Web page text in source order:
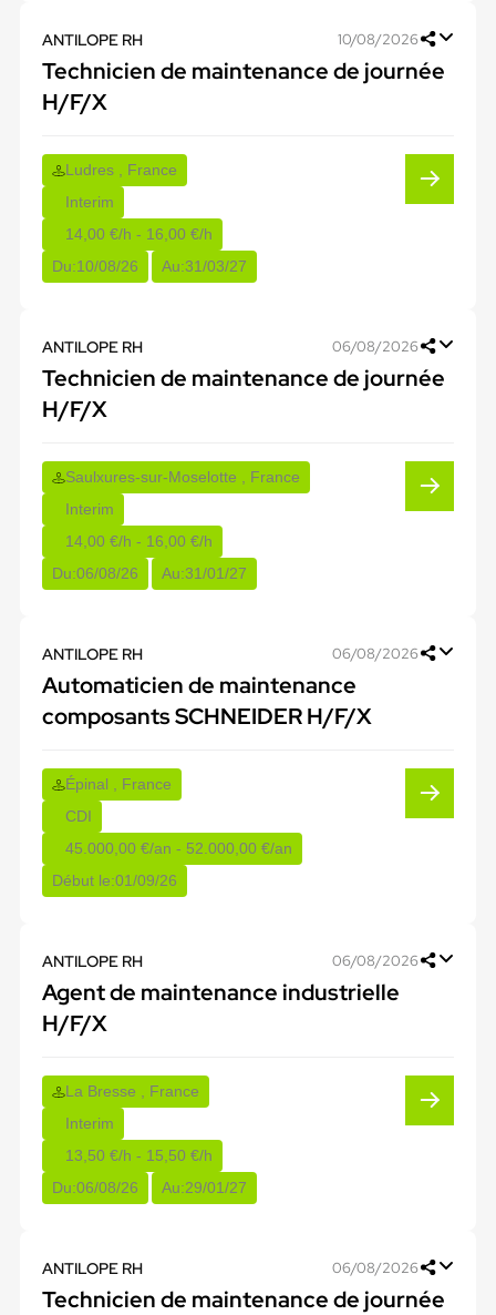
ANTILOPE RH 10/08/2026
Technicien de maintenance de journée
H/F/X
Ludres , France
Interim
14,00 €/h - 16,00 €/h
Du:10/08/26 Au:31/03/27
ANTILOPE RH 06/08/2026
Technicien de maintenance de journée
H/F/X
Saulxures-sur-Moselotte , France
Interim
14,00 €/h - 16,00 €/h
Du:06/08/26 Au:31/01/27
ANTILOPE RH 06/08/2026
Automaticien de maintenance
composants SCHNEIDER H/F/X
Épinal , France
CDI
45.000,00 €/an - 52.000,00 €/an
Début le:01/09/26
ANTILOPE RH 06/08/2026
Agent de maintenance industrielle
H/F/X
La Bresse , France
Interim
13,50 €/h - 15,50 €/h
Du:06/08/26 Au:29/01/27
ANTILOPE RH 06/08/2026
Technicien de maintenance de journée